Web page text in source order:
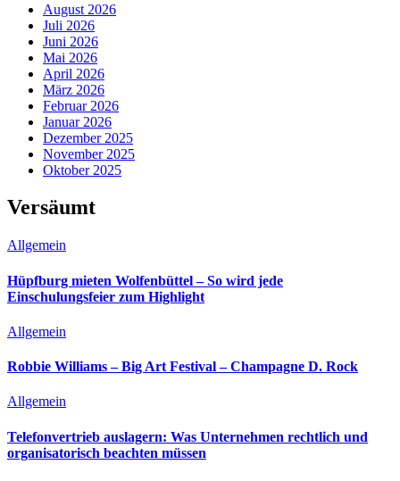
August 2026
Juli 2026
Juni 2026
Mai 2026
April 2026
März 2026
Februar 2026
Januar 2026
Dezember 2025
November 2025
Oktober 2025
Versäumt
Allgemein
Hüpfburg mieten Wolfenbüttel – So wird jede
Einschulungsfeier zum Highlight
Allgemein
Robbie Williams – Big Art Festival – Champagne D. Rock
Allgemein
Telefonvertrieb auslagern: Was Unternehmen rechtlich und
organisatorisch beachten müssen